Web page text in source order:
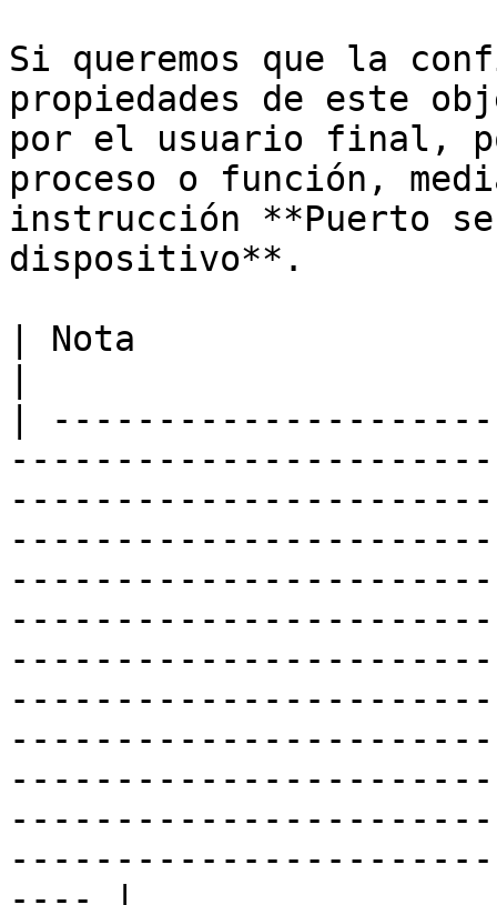
Si queremos que la
propiedades de este
por el usuario final,
proceso o función,
instrucción **Puerto
dispositivo**.
| Nota
|